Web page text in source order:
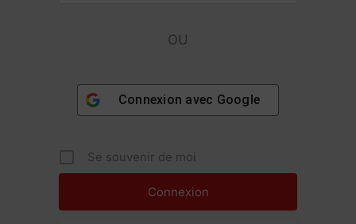
OU
Connexion avec Google
Se souvenir de moi